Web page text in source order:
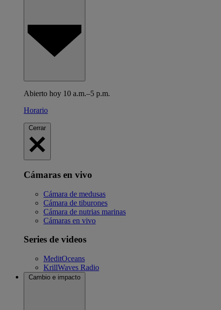
Abierto hoy 10 a.m.–5 p.m.
Horario
Cerrar
Cámaras en vivo
Cámara de medusas
Cámara de tiburones
Cámara de nutrias marinas
Cámaras en vivo
Series de videos
MeditOceans
KrillWaves Radio
Cambio e impacto